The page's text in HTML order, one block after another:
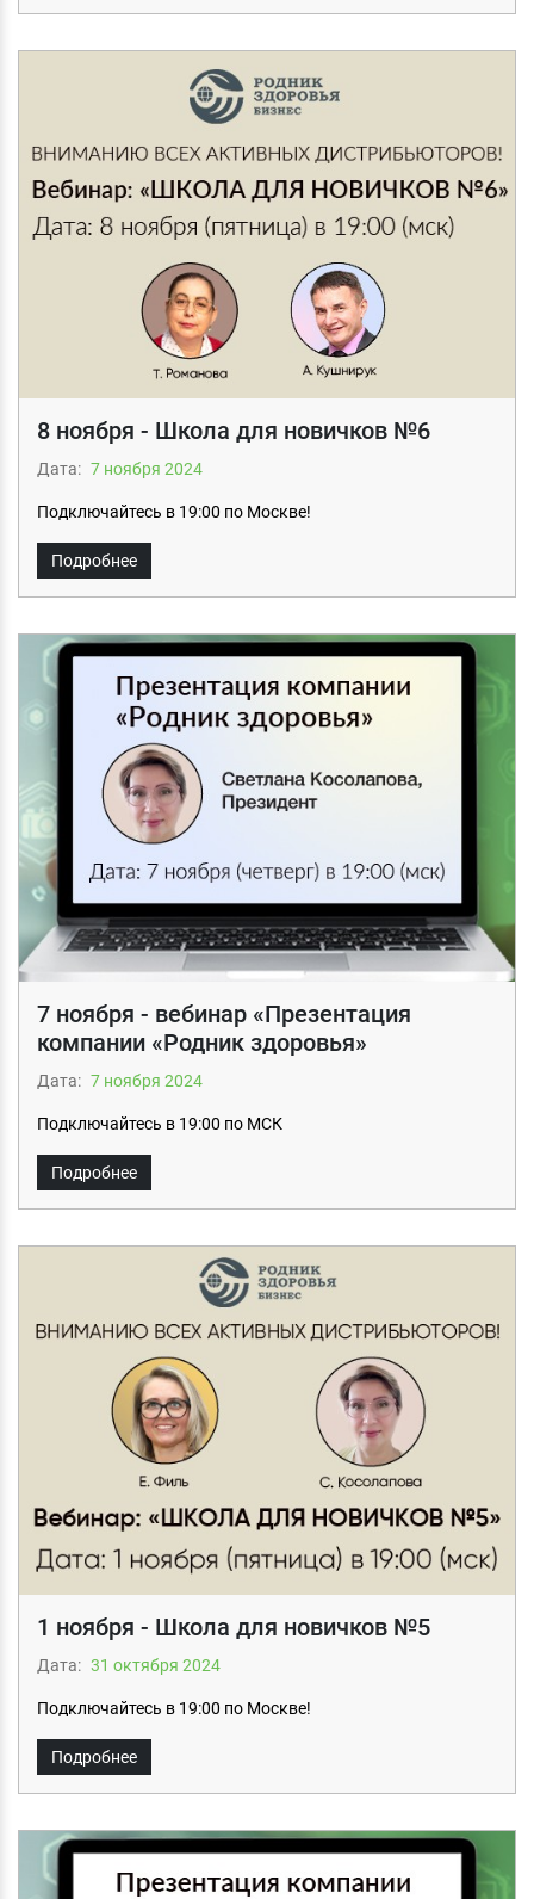
8 ноября - Школа для новичков №6
Дата: 7 ноября 2024
Подключайтесь в 19:00 по Москве!
Подробнее
7 ноября - вебинар «Презентация
компании «Родник здоровья»
Дата: 7 ноября 2024
Подключайтесь в 19:00 по МСК
Подробнее
1 ноября - Школа для новичков №5
Дата: 31 октября 2024
Подключайтесь в 19:00 по Москве!
Подробнее